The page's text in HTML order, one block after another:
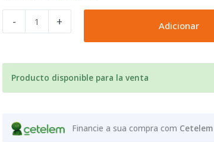
-
de
Bateria
de
48V
LiFePO4
Pytes
Box
48100R
+ Adicionar
Producto disponible para la venta
Financie a sua compra com Cetelem